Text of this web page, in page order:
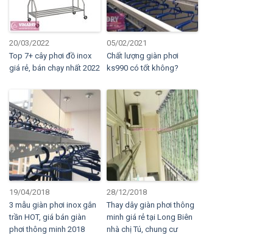
20/03/2022
Top 7+ cây phơi đồ inox
giá rẻ, bán chạy nhất 2022
05/02/2021
Chất lượng giàn phơi
ks990 có tốt không?
19/04/2018
3 mẫu giàn phơi inox gắn
trần HOT, giá bán giàn
phơi thông minh 2018
28/12/2018
Thay dây giàn phơi thông
minh giá rẻ tại Long Biên
nhà chị Tú, chung cư